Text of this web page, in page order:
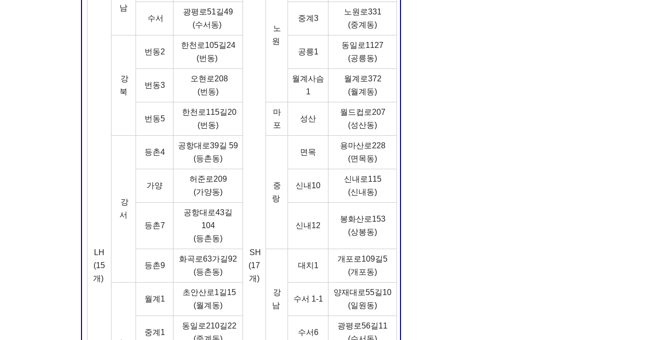
LH
(15
개)
남
SH
(17
개)
노
원
수서
광평로51길49
(수서동)
중계3
노원로331
(중계동)
강
북
번동2
한천로105길24
(번동)
공릉1
동일로1127
(공릉동)
번동3
오현로208
(번동)
월계사슴
1
월계로372
(월계동)
번동5
한천로115길20
(번동)
마
포
성산
월드컵로207
(성산동)
강
서
등촌4
공항대로39길 59
(등촌동)
중
랑
면목
용마산로228
(면목동)
가양
허준로209
(가양동)
신내10
신내로115
(신내동)
등촌7
공항대로43길
104
(등촌동)
신내12
봉화산로153
(상봉동)
등촌9
화곡로63가길92
(등촌동)
강
남
대치1
개포로109길5
(개포동)
월계1
초안산로1길15
(월계동)
수서 1-1
양재대로55길10
(일원동)
중계1
동일로210길22
수서6
광평로56길11